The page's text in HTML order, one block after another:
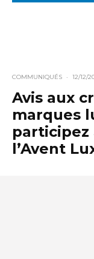
COMMUNIQUÉS · 12/12/
Avis aux
marques
participez
l’Avent